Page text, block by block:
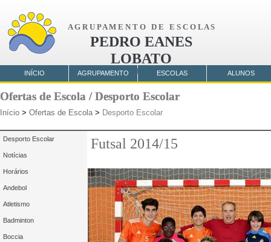
A G R U P A M E N T O D E E S C O L A S
PEDRO EANES
LOBATO
AMORA
Ofertas de Escola / Desporto Escolar
Início > Ofertas de Escola > Desporto Escolar
Ofertas de Escola / Desporto Escolar
Futsal 2014/15
Desporto Escolar
Notícias
Horários
Andebol
Atletismo
Badminton
Boccia
INÍCIO AGRUPAMENTO ESCOLAS ALUNOS